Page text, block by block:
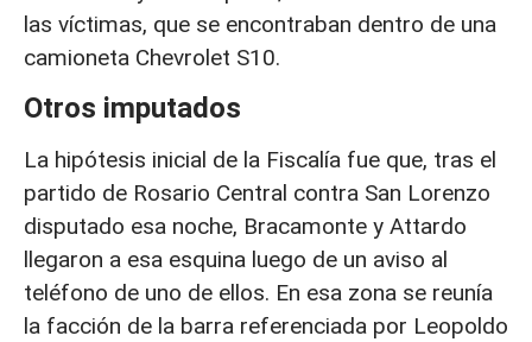
las víctimas, que se encontraban dentro de una
camioneta Chevrolet S10.
Otros imputados
La hipótesis inicial de la Fiscalía fue que, tras el
partido de Rosario Central contra San Lorenzo
disputado esa noche, Bracamonte y Attardo
llegaron a esa esquina luego de un aviso al
teléfono de uno de ellos. En esa zona se reunía
la facción de la barra referenciada por Leopoldo